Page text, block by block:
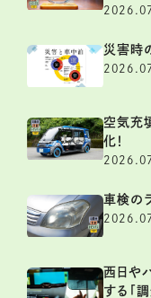
災害時
空気充
化！
車検の
西日や
する「